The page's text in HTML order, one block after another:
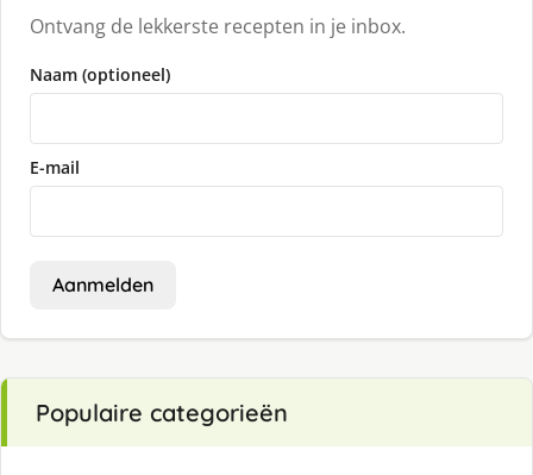
Ontvang de lekkerste recepten in je inbox.
Naam (optioneel)
E-mail
Aanmelden
Populaire categorieën